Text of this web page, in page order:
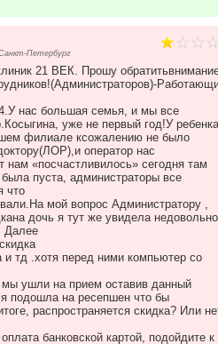
Петербург
21 ВЕК. Прошу
нас большая семья, и мы все
уже не первый год!У ребенка
филиале ксожалению не было
оператор нас
нам «посчастливилось» сегодня там
пуста, администраторы все
что
мой вопрос Администратору ,
дочь я тут же увидела
Далее
и тд .хотя перед ними компьютер со
ушли на прием оставив данный
подошла на ресепшен что бы
распространяется скидка? Или
банковской картой, подойдите к